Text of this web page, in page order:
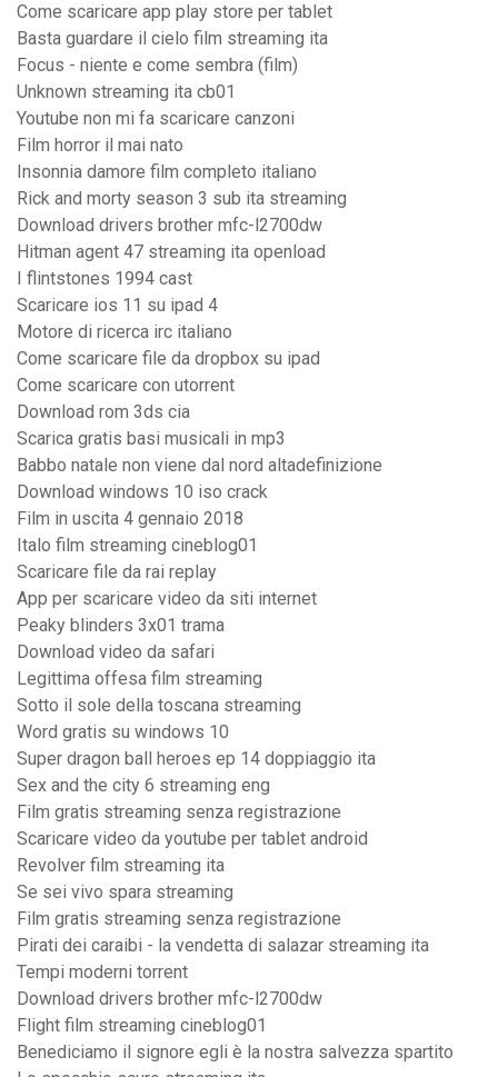
Come scaricare app play store per tablet
Basta guardare il cielo film streaming ita
Focus - niente e come sembra (film)
Unknown streaming ita cb01
Youtube non mi fa scaricare canzoni
Film horror il mai nato
Insonnia damore film completo italiano
Rick and morty season 3 sub ita streaming
Download drivers brother mfc-l2700dw
Hitman agent 47 streaming ita openload
I flintstones 1994 cast
Scaricare ios 11 su ipad 4
Motore di ricerca irc italiano
Come scaricare file da dropbox su ipad
Come scaricare con utorrent
Download rom 3ds cia
Scarica gratis basi musicali in mp3
Babbo natale non viene dal nord altadefinizione
Download windows 10 iso crack
Film in uscita 4 gennaio 2018
Italo film streaming cineblog01
Scaricare file da rai replay
App per scaricare video da siti internet
Peaky blinders 3x01 trama
Download video da safari
Legittima offesa film streaming
Sotto il sole della toscana streaming
Word gratis su windows 10
Super dragon ball heroes ep 14 doppiaggio ita
Sex and the city 6 streaming eng
Film gratis streaming senza registrazione
Scaricare video da youtube per tablet android
Revolver film streaming ita
Se sei vivo spara streaming
Film gratis streaming senza registrazione
Pirati dei caraibi - la vendetta di salazar streaming ita
Tempi moderni torrent
Download drivers brother mfc-l2700dw
Flight film streaming cineblog01
Benediciamo il signore egli è la nostra salvezza spartito